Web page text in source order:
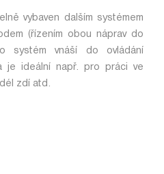
vybaven dalším systémem
(řízením obou náprav do
systém vnáší do ovládání
je ideální např. pro práci ve
zdí atd.